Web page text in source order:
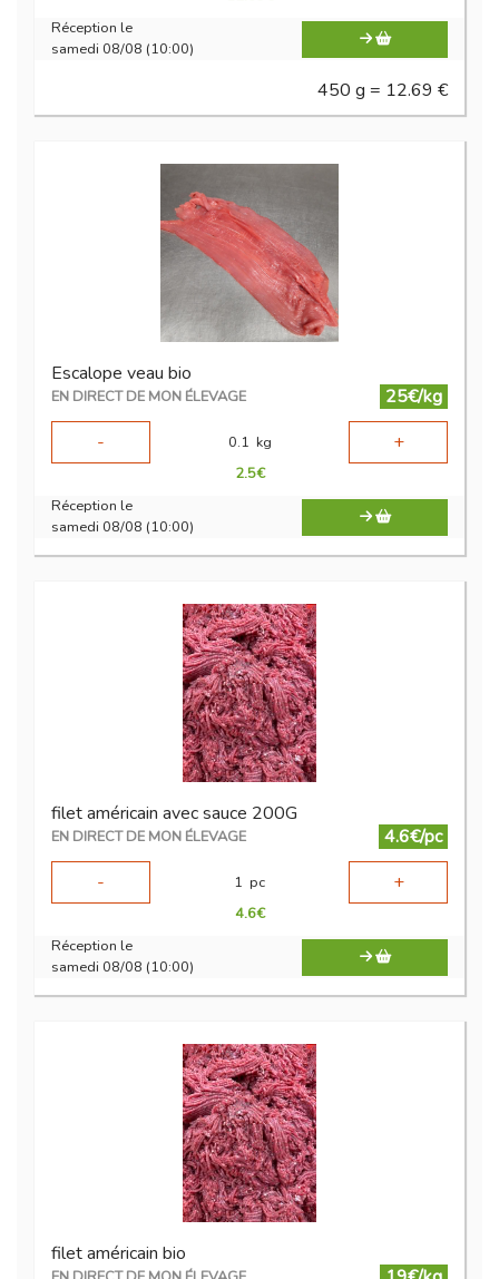
Réception le
samedi 08/08 (10:00)
450 g = 12.69 €
Escalope veau bio
EN DIRECT DE MON ÉLEVAGE
25€/kg
-
0.1 kg +
2.5€
Réception le
samedi 08/08 (10:00)
filet américain avec sauce 200G
EN DIRECT DE MON ÉLEVAGE
4.6€/pc
-
1 pc +
4.6€
Réception le
samedi 08/08 (10:00)
filet américain bio